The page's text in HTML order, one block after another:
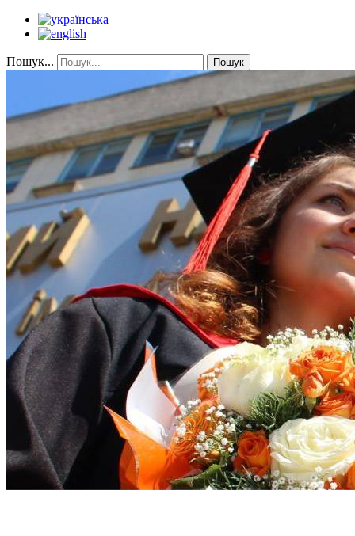
Пошук... Пошук